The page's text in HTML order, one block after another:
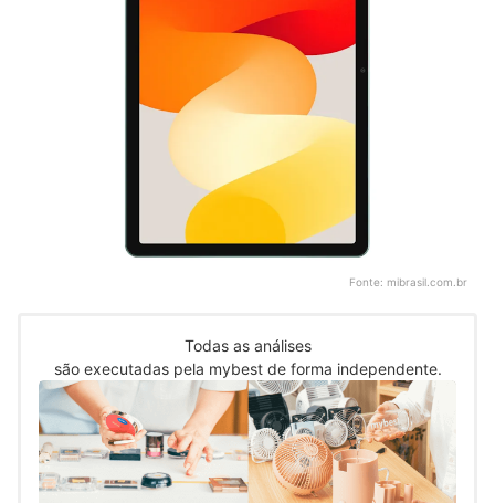
Fonte: mibrasil.com.br
Todas as análises
são executadas pela mybest de forma independente.